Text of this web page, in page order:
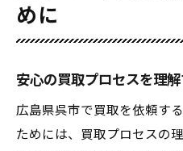
めに
安心の買取プロセスを理
広島県呉市で買取を依頼す
ためには、買取プロセスの